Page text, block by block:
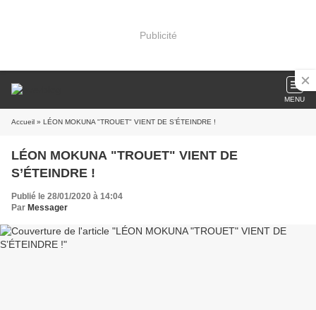
Publicité
MENU
Accueil » LÉON MOKUNA "TROUET" VIENT DE S’ÉTEINDRE !
LÉON MOKUNA "TROUET" VIENT DE
S’ÉTEINDRE !
Publié le 28/01/2020 à 14:04
Par Messager